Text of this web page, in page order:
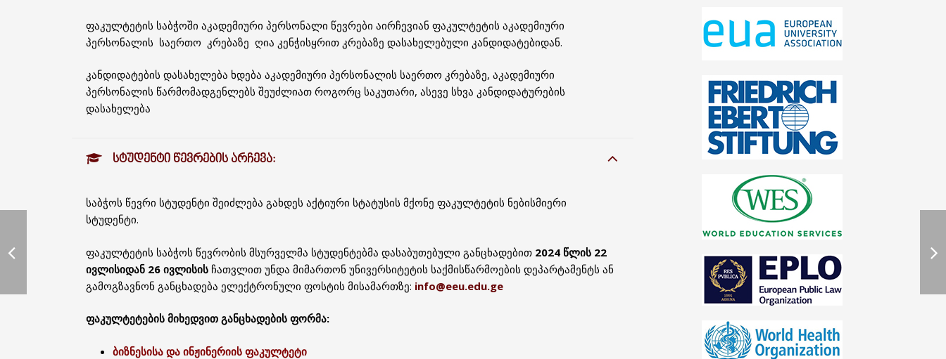
ფაკულტეტის საბჭოში აკადემიური პერსონალი წევრები აირჩევიან ფაკულტეტის აკადემიური
პერსონალის საერთო კრებაზე ღია კენჭისყრით კრებაზე დასახელებული კანდიდატებიდან.
კანდიდატების დასახელება ხდება აკადემიური პერსონალის საერთო კრებაზე, აკადემიური
პერსონალის წარმომადგენლებს შეუძლიათ როგორც საკუთარი, ასევე სხვა კანდიდატურების
დასახელება
ᲡᲢᲣᲓᲔᲜᲢᲘ ᲬᲔᲕᲠᲔᲑᲘᲡ ᲐᲠᲩᲔᲕᲐ:
საბჭოს წევრი სტუდენტი შეიძლება გახდეს აქტიური სტატუსის მქონე ფაკულტეტის ნებისმიერი
სტუდენტი.
ფაკულტეტის საბჭოს წევრობის მსურველმა სტუდენტებმა დასაბუთებული განცხადებით 2024 წლის 22
ივლისიდან 26 ივლისის ჩათვლით უნდა მიმართონ უნივერსიტეტის საქმისწარმოების დეპარტამენტს ან
გამოგზავნონ განცხადება ელექტრონული ფოსტის მისამართზე: info@eeu.edu.ge
ფაკულტეტების მიხედვით განცხადების ფორმა:
ბიზნესისა და ინჟინერიის ფაკულტეტი